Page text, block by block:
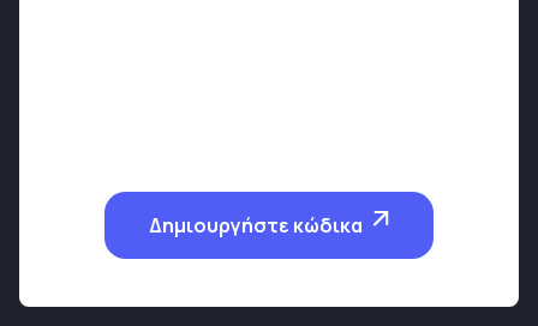
Δημιουργήστε κώδικα